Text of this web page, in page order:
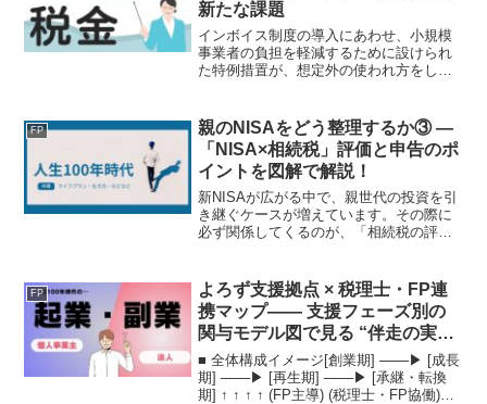
新たな課題
インボイス制度の導入にあわせ、小規模
事業者の負担を軽減するために設けられ
た特例措置が、想定外の使われ方をして
るための制度ですが、グローバル企業傘
下の法人など規模の大きい...
FP
親のNISAをどう整理するか③ ―
「NISA×相続税」評価と申告のポ
イントを図解で解説！
新NISAが広がる中で、親世代の投資を引
き継ぐケースが増えています。その際に
必ず関係してくるのが、「相続税の評
う思っている方は要注意です。NISAの非
課税は“運用益...
FP
よろず支援拠点 × 税理士・FP連
携マップ―― 支援フェーズ別の
関与モデル図で見る “伴走の実
務”
■ 全体構成イメージ[創業期] ───▶ [成長
期] ───▶ [再生期] ───▶ [承継・転換
期] ↑ ↑ ↑ ↑ (FP主導) (税理士・FP協働)